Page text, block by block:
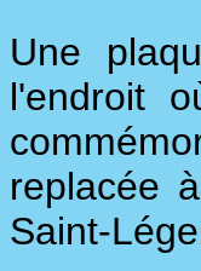
Une
l'endroit
replacée
Saint-